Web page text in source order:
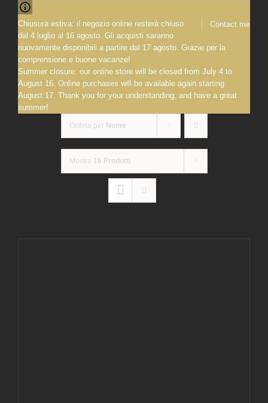
Contact me
Chiusura estiva: il negozio online resterà chiuso
dal 4 luglio al 16 agosto. Gli acquisti saranno
nuovamente disponibili a partire dal 17 agosto. Grazie per la
comprensione e buone vacanze!
Summer closure: our online store will be closed from July 4 to
August 16. Online purchases will be available again starting
August 17. Thank you for your understanding, and have a great
summer!
Ordina per Nome
Mostra 16 Prodotti